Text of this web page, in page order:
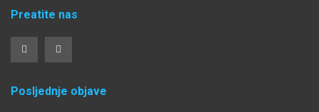
Preatite nas
Posljednje objave